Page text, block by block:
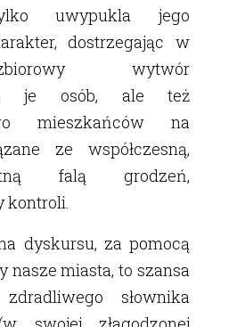
uwypukla jego
dostrzegając w
wytwór
je osób, ale też
mieszkańców na
ze współczesną,
falą grodzeń,
kontroli.
za pomocą
nasze miasta, to szansa
słownika